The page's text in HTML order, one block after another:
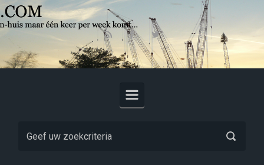
Skip to main content